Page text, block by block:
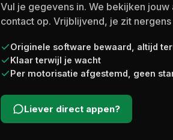
Vul je gegevens in. We bekijken jouw
contact op. Vrijblijvend, je zit nergens
Originele software bewaard, altijd
Klaar terwijl je wacht
Per motorisatie afgestemd, geen
Liever direct appen?